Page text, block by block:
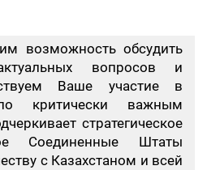
возможность обсудить
вопросов и
Ваше участие в
критически важным
стратегическое
Соединенные Штаты
с Казахстаном и всей